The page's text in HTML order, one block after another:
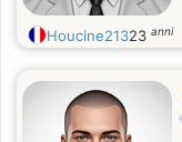
Houcine21323 anni